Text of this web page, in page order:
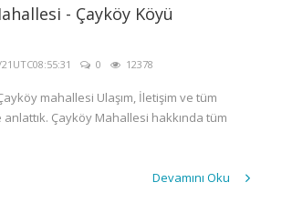
- Çayköy Köyü
0 12378
mahallesi Ulaşım, İletişim ve tüm
Çayköy Mahallesi hakkında tüm
Devamını Oku